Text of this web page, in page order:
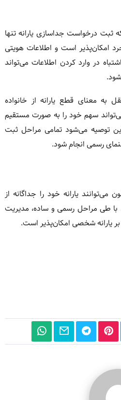
ثبت درخواست جداسازی یارانه تنها
18 سال و مجرد امکان‌پذیر است و اطلاعات هویتی
در وارد کردن اطلاعات می‌تواند
به معنای قطع یارانه از خانواده
سهم خود را به صورت مستقیم
توصیه می‌شود تمامی مراحل ثبت
رسمی انجام شود.
18 سال اکنون می‌توانند یارانه خود را جداگانه از
با طی مراحل رسمی و ساده، مدیریت
یارانه شخصی امکان‌پذیر است.